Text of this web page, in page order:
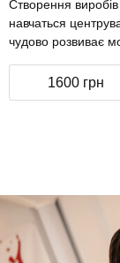
Створення
навчаться
чудово розвиває
1600 грн